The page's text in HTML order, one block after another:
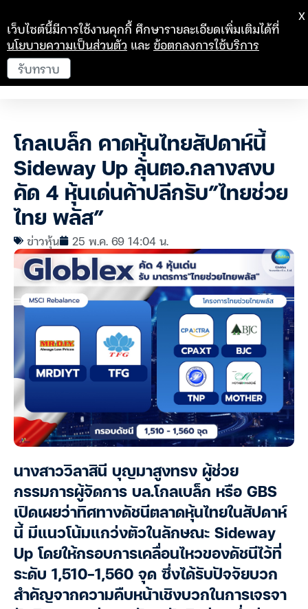
โกลเบล็ก คาดหุ้นไทยสัปดาห์นี้
Sideway Up ลุ้นตอ.กลางสงบ
คัด 4 หุ้นเด่นค้าปลีกรับ”ไทยช่วย
ไทย พลัส”
ข่าวหุ้น 25 พ.ค. 69 14:04 น.
นางสาววิลาสินี บุญมาสูงทรง ผู้ช่วย
กรรมการผู้จัดการ บล.โกลเบล็ก หรือ GBS
เปิดเผยว่าทิศทางดัชนีตลาดหุ้นไทยในสัปดาห์
นี้ มีแนวโน้มแกว่งตัวในลักษณะ Sideway
Up โดยให้กรอบการเคลื่อนไหวของดัชนีไว้ที่
ระดับ 1,510-1,560 จุด ซึ่งได้รับปัจจัยบวก
สำคัญจากความคืบหน้าเชิงบวกในการเจรจา
เว็บไซต์นี้มีการใช้งานคุกกี้ ศึกษารายละเอียดเพิ่มเติมได้ที่
นโยบายความเป็นส่วนตัว และข้อตกลงการใช้บริการ
รับทราบ
X